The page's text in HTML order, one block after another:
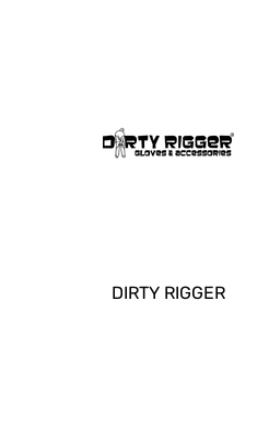
DIRTY RIGGER